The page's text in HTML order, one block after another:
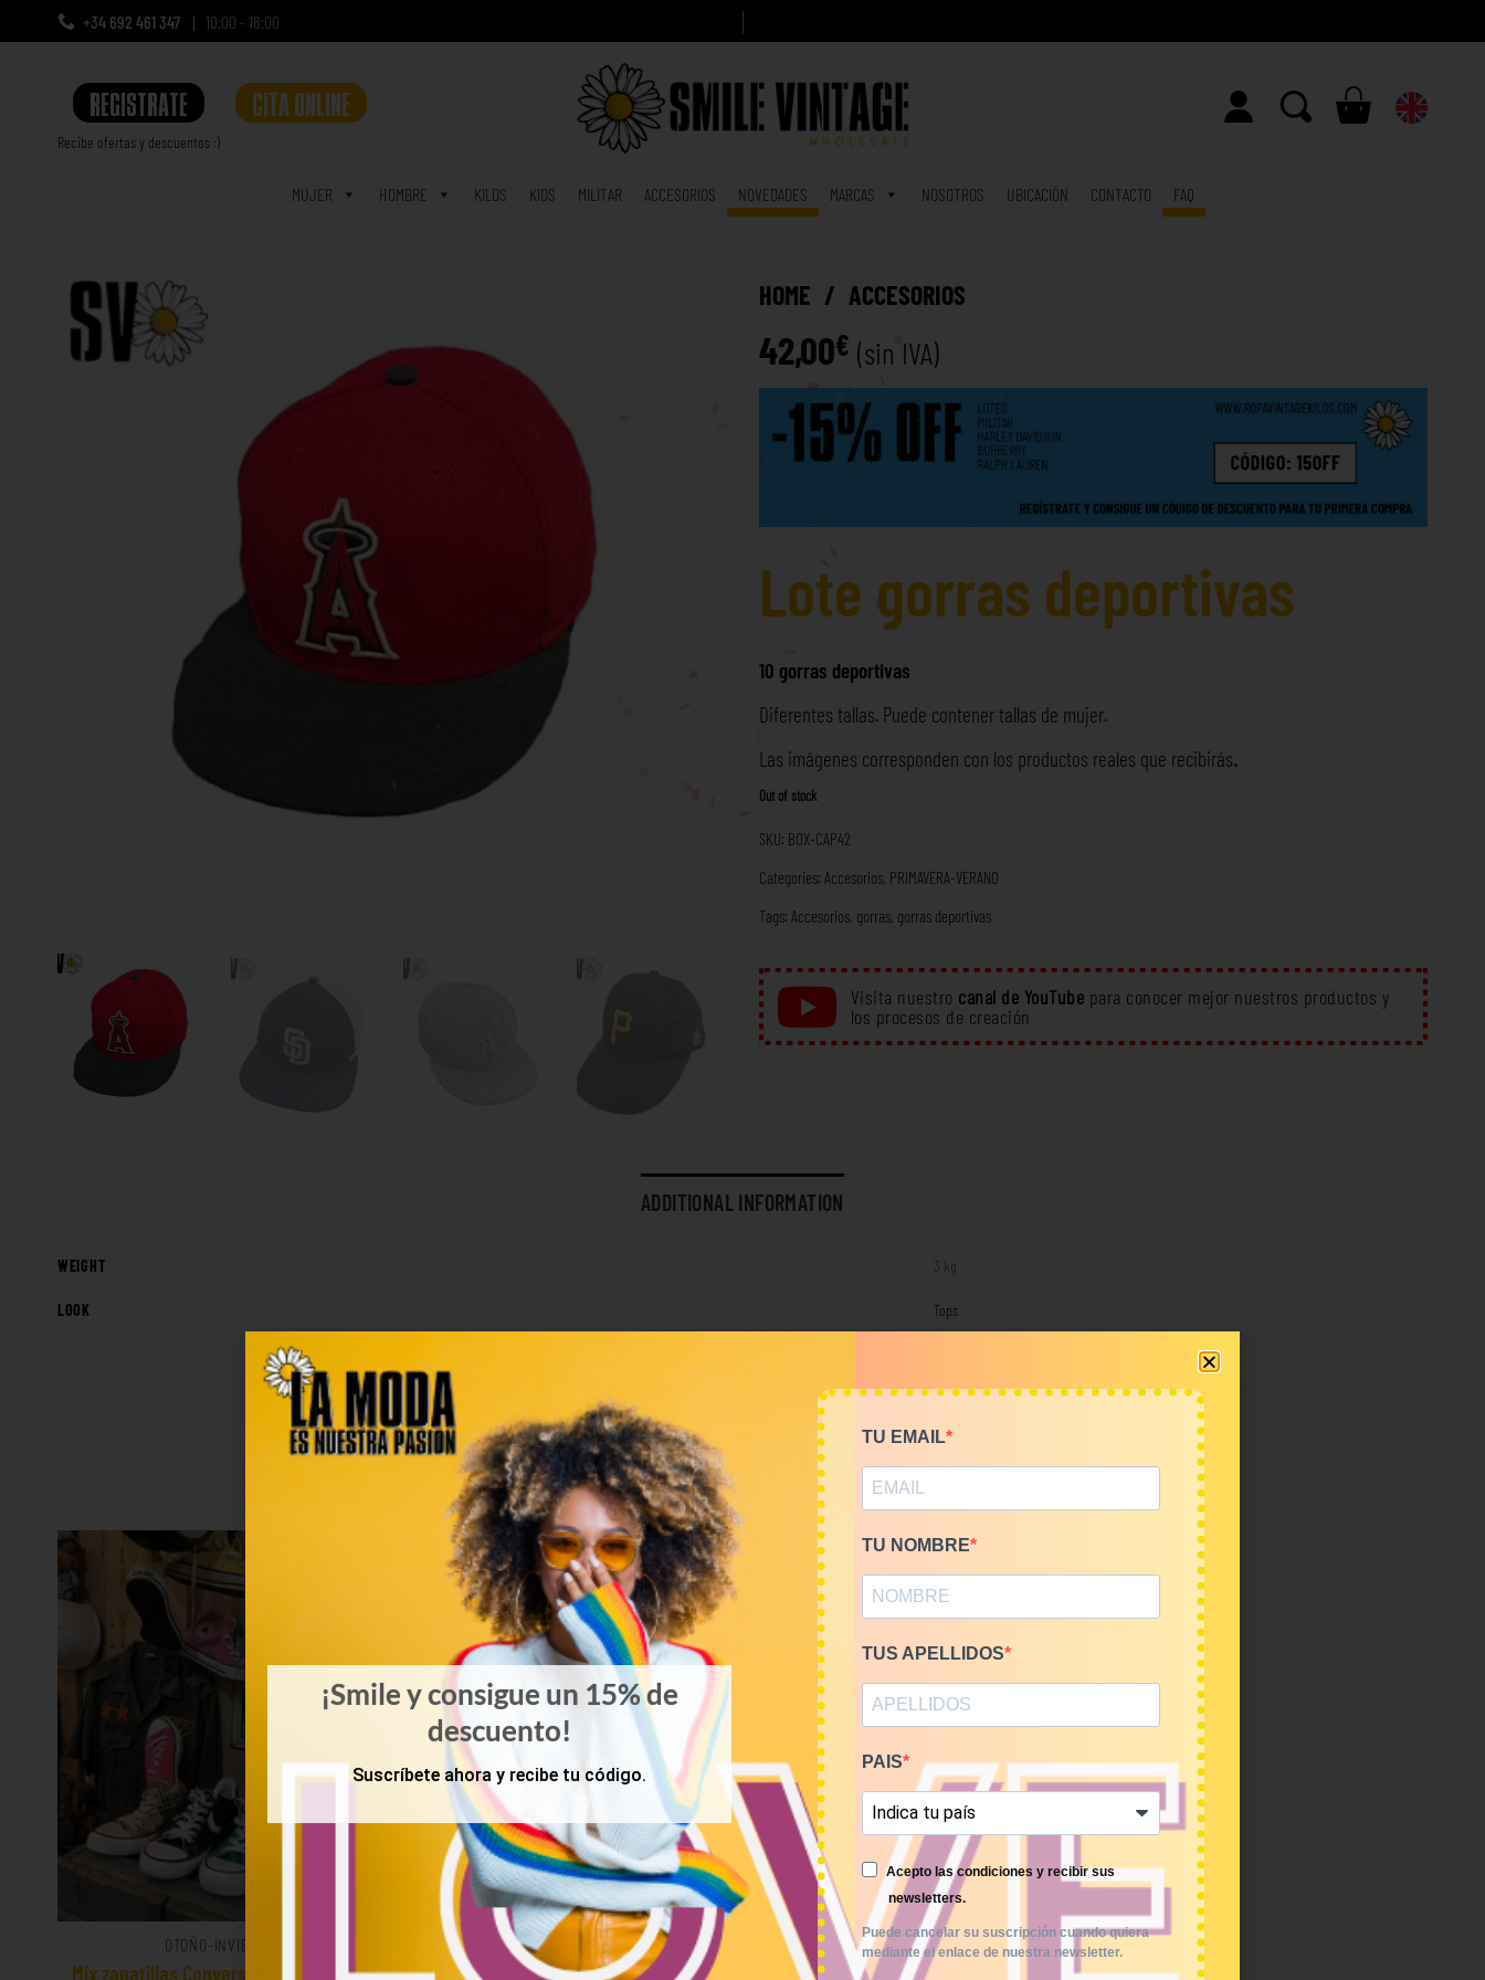
+34 692 461 347 10:00 - 18:00 o
REGISTRATE
Recibe ofertas y descuentos :)
CITA ONLINE
MUJER HOMBRE KILOS KIDS MILITAR ACCESORIOS NOVEDADES MARCAS NOSOTROS UBICACIÓN CONTACTO FAQ
HOME / ACCESORIOS
42,00€ (sin IVA)
Lote gorras deportivas
10 gorras deportivas
Diferentes tallas. Puede contener tallas de mujer.
Las imágenes corresponden con los productos reales que recibirás.
Out of stock
SKU: BOX-CAP42
Categories: Accesorios, PRIMAVERA-VERANO
Tags: Accesorios, gorras, gorras deportivas
Visita nuestro canal de YouTube para conocer mejor nuestros productos y
los procesos de creación
ADDITIONAL INFORMATION
WEIGHT 3 kg
LOOK Tops
RELATED PRODUCTS
OTOÑO-INVIERNO
Mix zapatillas Converse, All Star, Vans
ACCESORIOS
Lote bufandas estilo Burberry
OTOÑO-INVIERNO
Mix bolsos vintage por Kilos
¡Smile y consigue un 15% de
descuento!
Suscríbete ahora y recibe tu código.
TU EMAIL
TU NOMBRE
TUS APELLIDOS
PAIS
Acepto las condiciones y recibir sus
newsletters.
Puede cancelar su suscripción cuando quiera
mediante el enlace de nuestra newsletter.